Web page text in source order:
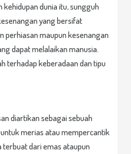
kehidupan dunia itu, sungguh
yang bersifat
perhiasan maupun kesenangan
dapat melalaikan manusia.
terhadap keberadaan dan tipu
diartikan sebagai sebuah
merias atau mempercantik
terbuat dari emas ataupun